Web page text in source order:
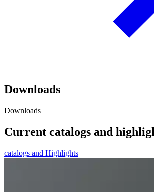
Downloads
Downloads
Current catalogs and
catalogs and Highlights